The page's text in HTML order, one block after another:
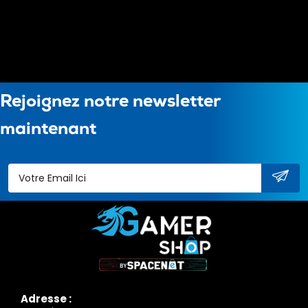
Rejoignez notre newsletter
maintenant
Adresse :